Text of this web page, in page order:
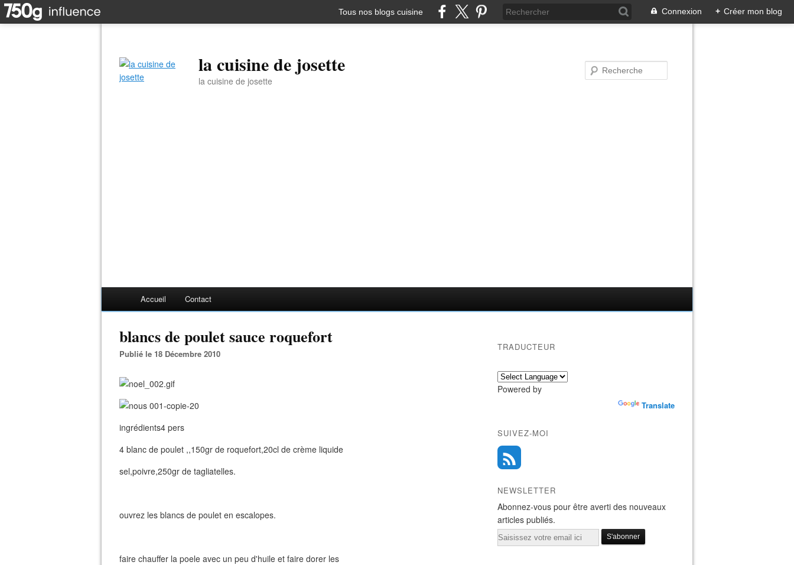
Tous nos blogs cuisine Connexion + Créer mon blog
la cuisine de josette
la cuisine de josette
Accueil Contact
blancs de poulet sauce roquefort
Publié le 18 Décembre 2010
ingrédients4 pers
4 blanc de poulet ,,150gr de roquefort,20cl de crème liquide
sel,poivre,250gr de tagliatelles.
ouvrez les blancs de poulet en escalopes.
faire chauffer la poele avec un peu d'huile et faire dorer les
TRADUCTEUR
Powered by
Translate
SUIVEZ-MOI
NEWSLETTER
Abonnez-vous pour être averti des nouveaux
articles publiés.
Email